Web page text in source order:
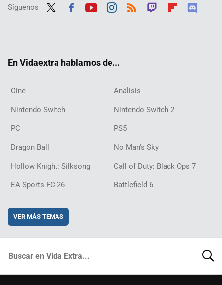
Síguenos
En Vidaextra hablamos de...
Cine Análisis
Nintendo Switch Nintendo Switch 2
PC PS5
Dragon Ball No Man's Sky
Hollow Knight: Silksong Call of Duty: Black Ops 7
EA Sports FC 26 Battlefield 6
VER MÁS TEMAS